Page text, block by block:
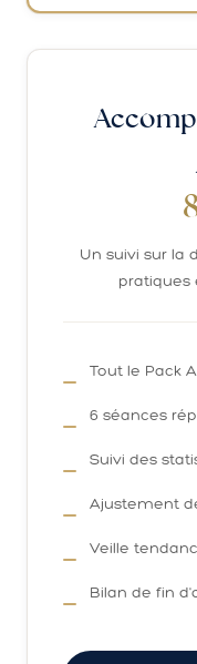
Un suivi sur la
pratiques
Tout le Pack
6 séances
Suivi des
Ajustement
Veille
Bilan de fin